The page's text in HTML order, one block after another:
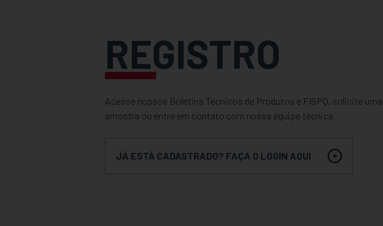
REGISTRO
Acesse nossos Boletins Técnicos de Produtos e FISPQ, solicite uma
amostra ou entre em contato com nossa equipe técnica.
JÁ ESTÁ CADASTRADO? FAÇA O LOGIN AQUI